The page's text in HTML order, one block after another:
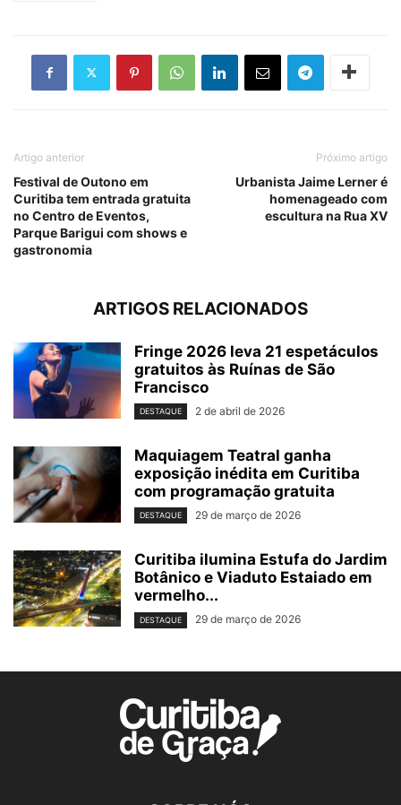
Artigo anterior
Festival de Outono em
Curitiba tem entrada gratuita
no Centro de Eventos,
Parque Barigui com shows e
gastronomia
Próximo artigo
Urbanista Jaime Lerner é
homenageado com
escultura na Rua XV
ARTIGOS RELACIONADOS
Fringe 2026 leva 21 espetáculos
gratuitos às Ruínas de São
Francisco
DESTAQUE 2 de abril de 2026
Maquiagem Teatral ganha
exposição inédita em Curitiba
com programação gratuita
DESTAQUE 29 de março de 2026
Curitiba ilumina Estufa do Jardim
Botânico e Viaduto Estaiado em
vermelho...
DESTAQUE 29 de março de 2026